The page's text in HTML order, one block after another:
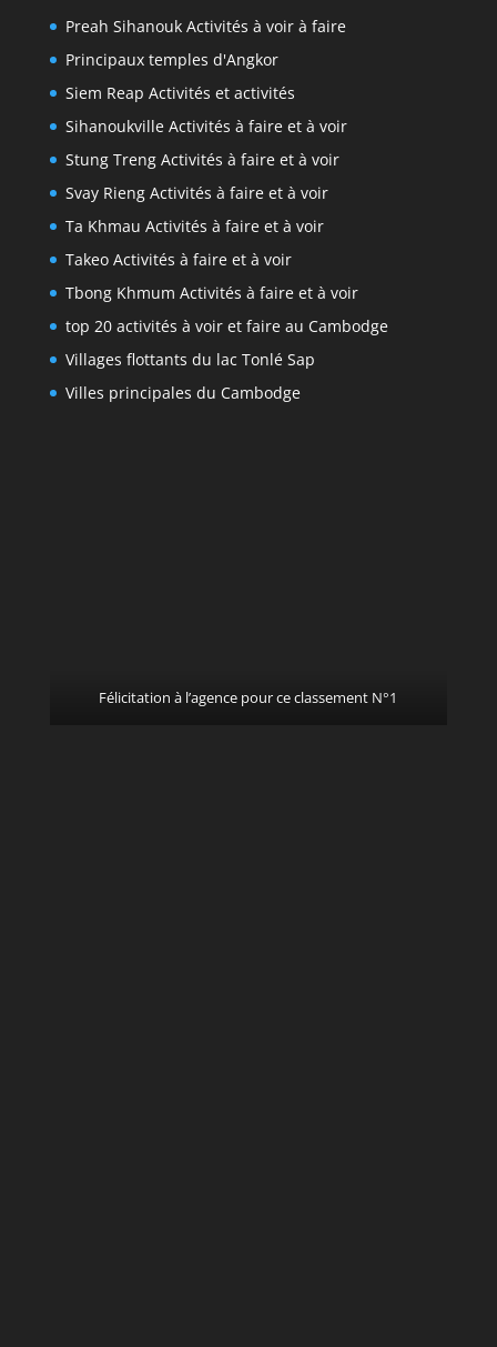
Preah Sihanouk Activités à voir à faire
Principaux temples d'Angkor
Siem Reap Activités et activités
Sihanoukville Activités à faire et à voir
Stung Treng Activités à faire et à voir
Svay Rieng Activités à faire et à voir
Ta Khmau Activités à faire et à voir
Takeo Activités à faire et à voir
Tbong Khmum Activités à faire et à voir
top 20 activités à voir et faire au Cambodge
Villages flottants du lac Tonlé Sap
Villes principales du Cambodge
Félicitation à l’agence pour ce classement N°1